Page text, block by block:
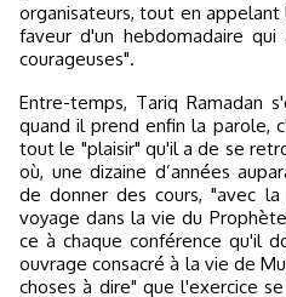
organisateurs, tout en appelant
faveur d'un hebdomadaire
courageuses".
Entre-temps, Tariq Ramadan s'est installé sur l'estrade. Et
quand il prend enfin la parole,
tout le "plaisir" qu'il a de se
où, une dizaine d’années
de donner des cours, "avec
voyage dans la vie du
ce à chaque conférence qu'il
ouvrage consacré à la vie de
choses à dire" que l'exercice